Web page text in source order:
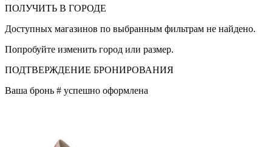
ПОЛУЧИТЬ В ГОРОДЕ
Доступных магазинов по выбранным фильтрам не найдено.
Попробуйте изменить город или размер.
ПОДТВЕРЖДЕНИЕ БРОНИРОВАНИЯ
Ваша бронь # успешно оформлена